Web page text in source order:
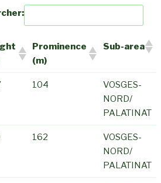
Prominence
(m)
Sub-area
104
VOSGES-
NORD/
PALATINAT
162
VOSGES-
NORD/
PALATINAT